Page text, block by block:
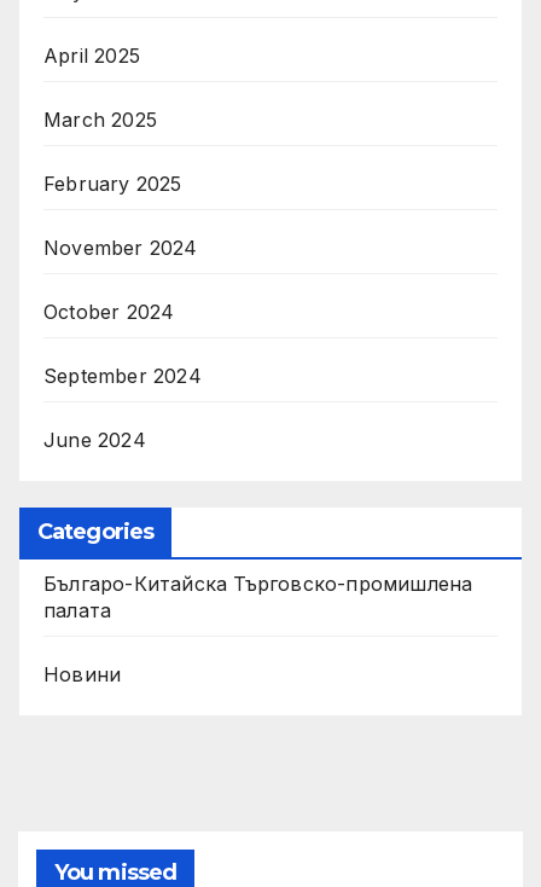
April 2025
March 2025
February 2025
November 2024
October 2024
September 2024
June 2024
Categories
Българо-Китайска Търговско-промишлена
палaта
Новини
You missed